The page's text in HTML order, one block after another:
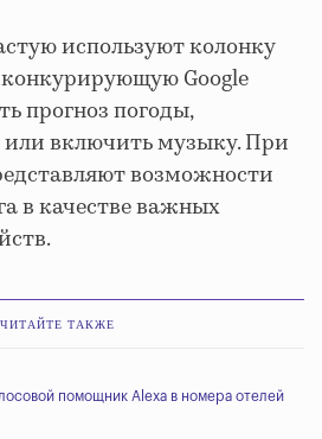
используют колонку
Google
прогноз погоды,
или включить музыку. При
возможности
в качестве важных
ЧИТАЙТЕ ТАКЖЕ
помощник Alexa в номера отелей